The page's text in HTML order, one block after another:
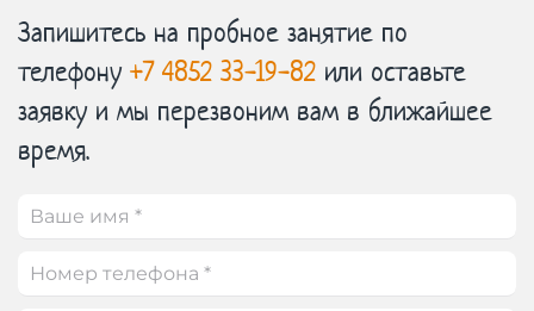
Запишитесь на пробное занятие по
телефону +7 4852 33-19-82 или оставьте
заявку и мы перезвоним вам в ближайшее
время.